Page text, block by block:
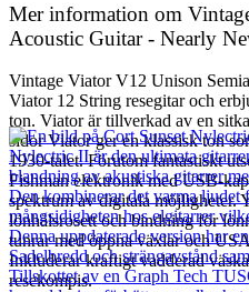
Mer information om
Acoustic Guitar - Nearly
Vintage Viator V12 Unison
Viator 12 String resegitar och
ton. Viator är tillverkad av en
sidor Viator ger en klassisk ton
1930-talet. Förutom fantastiskt
Fishman elektronik med USB-
spektrum av digitala möjligheter.
lönhålsrosett och bindning för
tunrar med öppna växlar och
Inkluderar kraftigt vadderad
resekompis.